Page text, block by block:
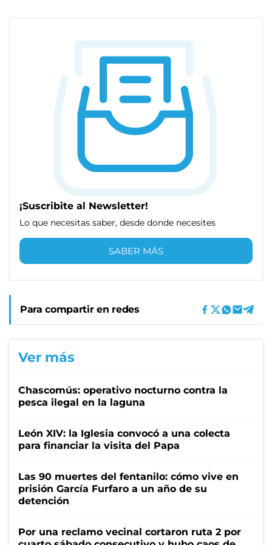
¡Suscribite al Newsletter!
Lo que necesitas saber, desde donde necesites
SABER MÁS
Para compartir en redes
Ver más
Chascomús: operativo nocturno contra la
pesca ilegal en la laguna
León XIV: la Iglesia convocó a una colecta
para financiar la visita del Papa
Las 90 muertes del fentanilo: cómo vive en
prisión García Furfaro a un año de su
detención
Por una reclamo vecinal cortaron ruta 2 por